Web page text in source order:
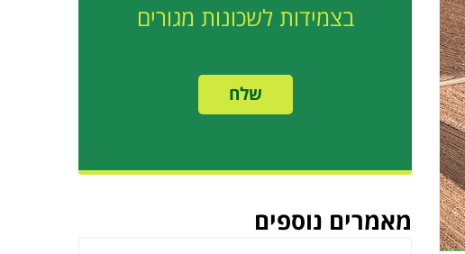
בצמידות לשכונות מגורים
שלח
מאמרים נוספים